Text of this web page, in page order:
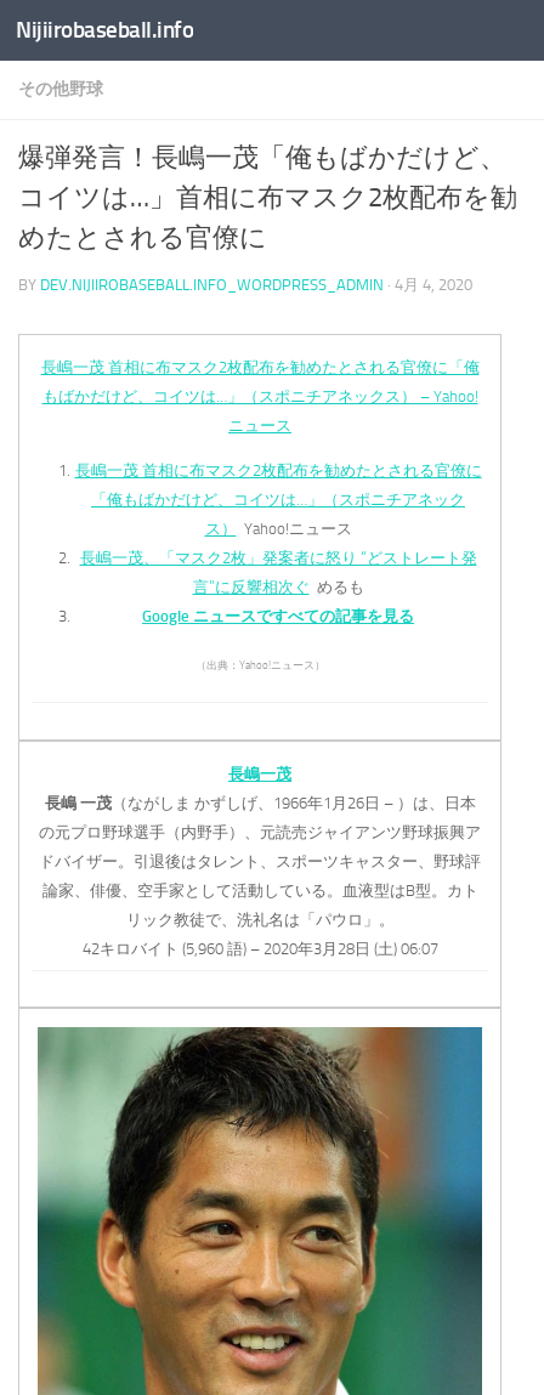
コンテンツへスキップ
Nijiirobaseball.info
その他野球
爆弾発言！長嶋一茂「俺もばかだけど、
コイツは…」首相に布マスク2枚配布を勧
めたとされる官僚に
BY DEV.NIJIIROBASEBALL.INFO_WORDPRESS_ADMIN · 4月 4, 2020
長嶋一茂 首相に布マスク2枚配布を勧めたとされる官僚に「俺
もばかだけど、コイツは…」（スポニチアネックス） – Yahoo!
ニュース
長嶋一茂 首相に布マスク2枚配布を勧めたとされる官僚に
「俺もばかだけど、コイツは…」（スポニチアネック
ス）
Yahoo!ニュース
長嶋一茂、「マスク2枚」発案者に怒り “どストレート発
言”に反響相次ぐ めるも
Google ニュースですべての記事を見る
（出典：Yahoo!ニュース）
長嶋一茂
長嶋 一茂（ながしま かずしげ、1966年1月26日 – ）は、日本
の元プロ野球選手（内野手）、元読売ジャイアンツ野球振興ア
ドバイザー。引退後はタレント、スポーツキャスター、野球評
論家、俳優、空手家として活動している。血液型はB型。カト
リック教徒で、洗礼名は「パウロ」。
42キロバイト (5,960 語) – 2020年3月28日 (土) 06:07